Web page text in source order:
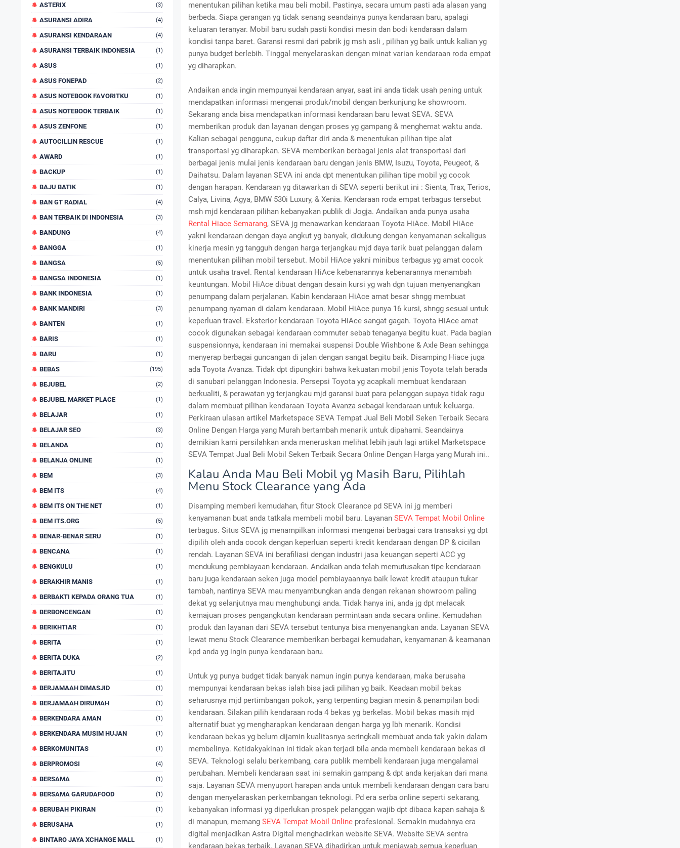
ASTERIX (3)
ASURANSI ADIRA (4)
ASURANSI KENDARAAN (4)
ASURANSI TERBAIK INDONESIA (1)
ASUS (1)
ASUS FONEPAD (2)
ASUS NOTEBOOK FAVORITKU (1)
ASUS NOTEBOOK TERBAIK (1)
ASUS ZENFONE (1)
AUTOCILLIN RESCUE (1)
AWARD (1)
BACKUP (1)
BAJU BATIK (1)
BAN GT RADIAL (4)
BAN TERBAIK DI INDONESIA (3)
BANDUNG (4)
BANGGA (1)
BANGSA (5)
BANGSA INDONESIA (1)
BANK INDONESIA (1)
BANK MANDIRI (3)
BANTEN (1)
BARIS (1)
BARU (1)
BEBAS (195)
BEJUBEL (2)
BEJUBEL MARKET PLACE (1)
BELAJAR (1)
BELAJAR SEO (3)
BELANDA (1)
BELANJA ONLINE (1)
BEM (3)
BEM ITS (4)
BEM ITS ON THE NET (1)
BEM ITS.ORG (5)
BENAR-BENAR SERU (1)
BENCANA (1)
BENGKULU (1)
BERAKHIR MANIS (1)
BERBAKTI KEPADA ORANG TUA (1)
BERBONCENGAN (1)
BERIKHTIAR (1)
BERITA (1)
BERITA DUKA (2)
BERITAJITU (1)
BERJAMAAH DIMASJID (1)
BERJAMAAH DIRUMAH (1)
BERKENDARA AMAN (1)
BERKENDARA MUSIM HUJAN (1)
BERKOMUNITAS (1)
BERPROMOSI (4)
BERSAMA (1)
BERSAMA GARUDAFOOD (1)
BERUBAH PIKIRAN (1)
BERUSAHA (1)
BINTARO JAYA XCHANGE MALL (1)
menentukan pilihan ketika mau beli mobil. Pastinya, secara umum pasti ada alasan yang
berbeda. Siapa gerangan yg tidak senang seandainya punya kendaraan baru, apalagi
keluaran teranyar. Mobil baru sudah pasti kondisi mesin dan bodi kendaraan dalam
kondisi tanpa baret. Garansi resmi dari pabrik jg msh asli , pilihan yg baik untuk kalian yg
punya budget berlebih. Tinggal menyelaraskan dengan minat varian kendaraan roda empat
yg diharapkan.
Andaikan anda ingin mempunyai kendaraan anyar, saat ini anda tidak usah pening untuk
mendapatkan informasi mengenai produk/mobil dengan berkunjung ke showroom.
Sekarang anda bisa mendapatkan informasi kendaraan baru lewat SEVA. SEVA
memberikan produk dan layanan dengan proses yg gampang & menghemat waktu anda.
Kalian sebagai pengguna, cukup daftar diri anda & menentukan pilihan tipe alat
transportasi yg diharapkan. SEVA memberikan berbagai jenis alat transportasi dari
berbagai jenis mulai jenis kendaraan baru dengan jenis BMW, Isuzu, Toyota, Peugeot, &
Daihatsu. Dalam layanan SEVA ini anda dpt menentukan pilihan tipe mobil yg cocok
dengan harapan. Kendaraan yg ditawarkan di SEVA seperti berikut ini : Sienta, Trax, Terios,
Calya, Livina, Agya, BMW 530i Luxury, & Xenia. Kendaraan roda empat terbagus tersebut
msh mjd kendaraan pilihan kebanyakan publik di Jogja. Andaikan anda punya usaha
Rental Hiace Semarang, SEVA jg menawarkan kendaraan Toyota HiAce. Mobil HiAce
yakni kendaraan dengan daya angkut yg banyak, didukung dengan kenyamanan sekaligus
kinerja mesin yg tangguh dengan harga terjangkau mjd daya tarik buat pelanggan dalam
menentukan pilihan mobil tersebut. Mobil HiAce yakni minibus terbagus yg amat cocok
untuk usaha travel. Rental kendaraan HiAce kebenarannya kebenarannya menambah
keuntungan. Mobil HiAce dibuat dengan desain kursi yg wah dgn tujuan menyenangkan
penumpang dalam perjalanan. Kabin kendaraan HiAce amat besar shngg membuat
penumpang nyaman di dalam kendaraan. Mobil HiAce punya 16 kursi, shngg sesuai untuk
keperluan travel. Eksterior kendaraan Toyota HiAce sangat gagah. Toyota HiAce amat
cocok digunakan sebagai kendaraan commuter sebab tenaganya begitu kuat. Pada bagian
suspensionnya, kendaraan ini memakai suspensi Double Wishbone & Axle Bean sehingga
menyerap berbagai guncangan di jalan dengan sangat begitu baik. Disamping Hiace juga
ada Toyota Avanza. Tidak dpt dipungkiri bahwa kekuatan mobil jenis Toyota telah berada
di sanubari pelanggan Indonesia. Persepsi Toyota yg acapkali membuat kendaraan
berkualiti, & perawatan yg terjangkau mjd garansi buat para pelanggan supaya tidak ragu
dalam membuat pilihan kendaraan Toyota Avanza sebagai kendaraan untuk keluarga.
Perkiraan ulasan artikel Marketspace SEVA Tempat Jual Beli Mobil Seken Terbaik Secara
Online Dengan Harga yang Murah bertambah menarik untuk dipahami. Seandainya
demikian kami persilahkan anda meneruskan melihat lebih jauh lagi artikel Marketspace
SEVA Tempat Jual Beli Mobil Seken Terbaik Secara Online Dengan Harga yang Murah ini..
Kalau Anda Mau Beli Mobil yg Masih Baru, Pilihlah
Menu Stock Clearance yang Ada
Disamping memberi kemudahan, fitur Stock Clearance pd SEVA ini jg memberi
kenyamanan buat anda tatkala membeli mobil baru. Layanan SEVA Tempat Mobil Online
terbagus. Situs SEVA jg menampilkan informasi mengenai berbagai cara transaksi yg dpt
dipilih oleh anda cocok dengan keperluan seperti kredit kendaraan dengan DP & cicilan
rendah. Layanan SEVA ini berafiliasi dengan industri jasa keuangan seperti ACC yg
mendukung pembiayaan kendaraan. Andaikan anda telah memutusakan tipe kendaraan
baru juga kendaraan seken juga model pembiayaannya baik lewat kredit ataupun tukar
tambah, nantinya SEVA mau menyambungkan anda dengan rekanan showroom paling
dekat yg selanjutnya mau menghubungi anda. Tidak hanya ini, anda jg dpt melacak
kemajuan proses pengangkutan kendaraan permintaan anda secara online. Kemudahan
produk dan layanan dari SEVA tersebut tentunya bisa menyenangkan anda. Layanan SEVA
lewat menu Stock Clearance memberikan berbagai kemudahan, kenyamanan & keamanan
kpd anda yg ingin punya kendaraan baru.
Untuk yg punya budget tidak banyak namun ingin punya kendaraan, maka berusaha
mempunyai kendaraan bekas ialah bisa jadi pilihan yg baik. Keadaan mobil bekas
seharusnya mjd pertimbangan pokok, yang terpenting bagian mesin & penampilan bodi
kendaraan. Silakan pilih kendaraan roda 4 bekas yg berkelas. Mobil bekas masih mjd
alternatif buat yg mengharapkan kendaraan dengan harga yg lbh menarik. Kondisi
kendaraan bekas yg belum dijamin kualitasnya seringkali membuat anda tak yakin dalam
membelinya. Ketidakyakinan ini tidak akan terjadi bila anda membeli kendaraan bekas di
SEVA. Teknologi selalu berkembang, cara publik membeli kendaraan juga mengalamai
perubahan. Membeli kendaraan saat ini semakin gampang & dpt anda kerjakan dari mana
saja. Layanan SEVA menyuport harapan anda untuk membeli kendaraan dengan cara baru
dengan menyelaraskan perkembangan teknologi. Pd era serba online seperti sekarang,
kebanyakan informasi yg diperlukan prospek pelanggan wajib dpt dibaca kapan sahaja &
di manapun, memang SEVA Tempat Mobil Online profesional. Semakin mudahnya era
digital menjadikan Astra Digital menghadirkan website SEVA. Website SEVA sentra
kendaraan bekas terbaik. Layanan SEVA dihadirkan untuk menjawab semua keperluan